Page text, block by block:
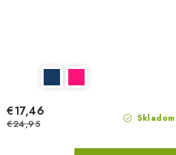
Skladom
€17,46
€24,95